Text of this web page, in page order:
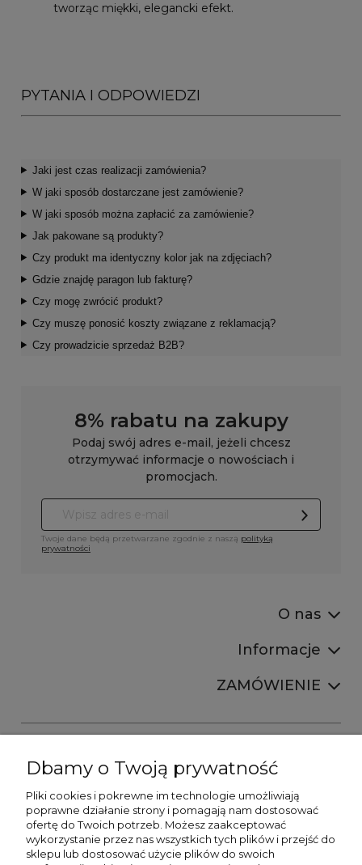
tworząc miękki, elegancki efekt.
PYTANIA I ODPOWIEDZI
Jaki jest czas realizacji zamówienia?
W jaki sposób dostarczane jest zamówienie?
W jaki sposób można zapłacić za zamówienie?
Jak pakowane są produkty?
Czy produkt ma identyczny kolor jak na zdjęciach?
Gdzie znajdę paragon lub fakturę?
Czy mogę zwrócić produkt?
Czy muszę ponosić koszty związane z reklamacją?
Czy prowadzicie sprzedaż B2B?
8% rabatu na zakupy
Podaj swój adres e-mail, jeżeli chcesz
otrzymywać informacje o nowościach i
promocjach.
Twoje dane będą przetwarzane zgodnie z naszą polityką
prywatności
O nas
Informacje
ZAMÓWIENIE
+48606673390
sprzedaz@belldecohome.pl
Dbamy o Twoją prywatność
Pliki cookies i pokrewne im technologie umożliwiają
poprawne działanie strony i pomagają nam dostosować
ofertę do Twoich potrzeb. Możesz zaakceptować
wykorzystanie przez nas wszystkich tych plików i przejść do
sklepu lub dostosować użycie plików do swoich